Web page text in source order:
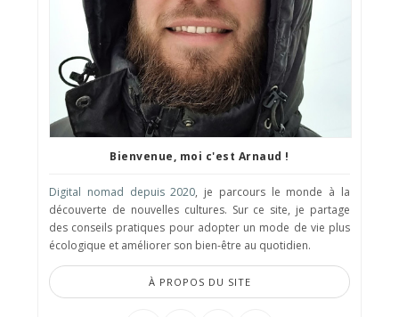
Bienvenue, moi c'est Arnaud !
Digital nomad depuis 2020, je parcours le monde à la
découverte de nouvelles cultures. Sur ce site, je partage
des conseils pratiques pour adopter un mode de vie plus
écologique et améliorer son bien-être au quotidien.
À PROPOS DU SITE